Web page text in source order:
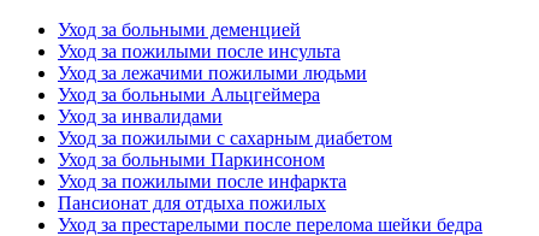
Уход за больными деменцией
Уход за пожилыми после инсульта
Уход за лежачими пожилыми людьми
Уход за больными Альцгеймера
Уход за инвалидами
Уход за пожилыми с сахарным диабетом
Уход за больными Паркинсоном
Уход за пожилыми после инфаркта
Пансионат для отдыха пожилых
Уход за престарелыми после перелома шейки бедра